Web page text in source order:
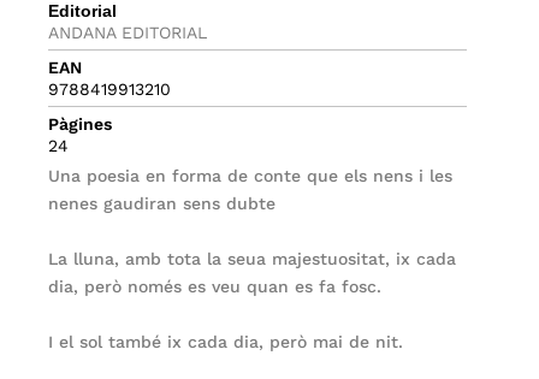
Editorial
ANDANA EDITORIAL
EAN
9788419913210
Pàgines
24
Una poesia en forma de conte que els nens i les
nenes gaudiran sens dubte
La lluna, amb tota la seua majestuositat, ix cada
dia, però només es veu quan es fa fosc.
I el sol també ix cada dia, però mai de nit.